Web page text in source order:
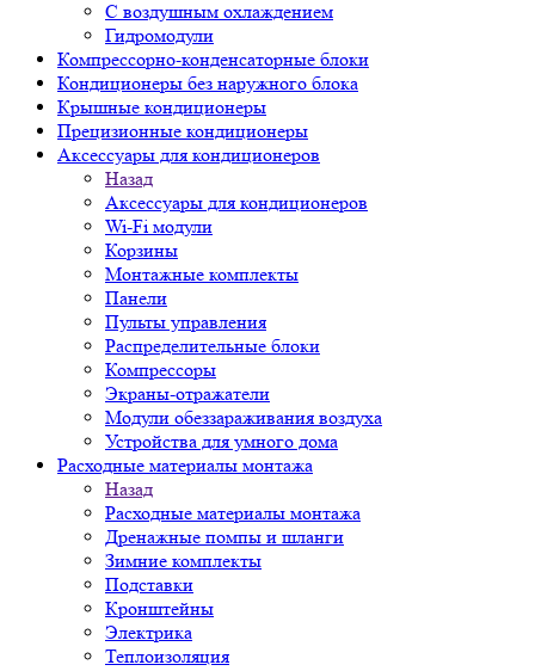
С воздушным охлаждением
Гидромодули
Компрессорно-конденсаторные блоки
Кондиционеры без наружного блока
Крышные кондиционеры
Прецизионные кондиционеры
Аксессуары для кондиционеров
Назад
Аксессуары для кондиционеров
Wi-Fi модули
Корзины
Монтажные комплекты
Панели
Пульты управления
Распределительные блоки
Компрессоры
Экраны-отражатели
Модули обеззараживания воздуха
Устройства для умного дома
Расходные материалы монтажа
Назад
Расходные материалы монтажа
Дренажные помпы и шланги
Зимние комплекты
Подставки
Кронштейны
Электрика
Теплоизоляция